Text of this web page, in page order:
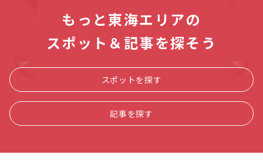
もっと東海エリアの
スポット＆記事を探そう
スポットを探す
記事を探す